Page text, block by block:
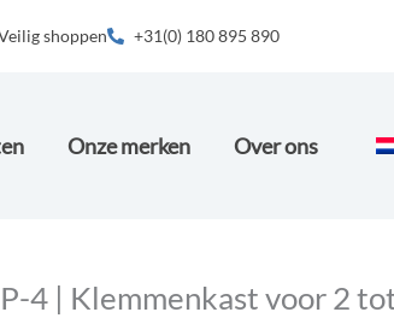
shoppen +31(0) 180 895 890
Onze merken Over ons
4 | Klemmenkast voor 2